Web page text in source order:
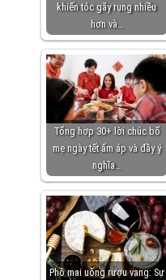
khiến tóc gãy rụng nhiều
hơn và…
Tổng hợp 30+ lời chúc bố
mẹ ngày tết ấm áp và đầy ý
nghĩa…
Phô mai uống rượu vang: Sự